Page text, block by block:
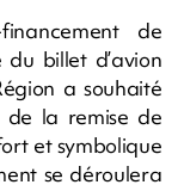
de
billet d’avion
a souhaité
de la remise de
et symbolique
se déroulera